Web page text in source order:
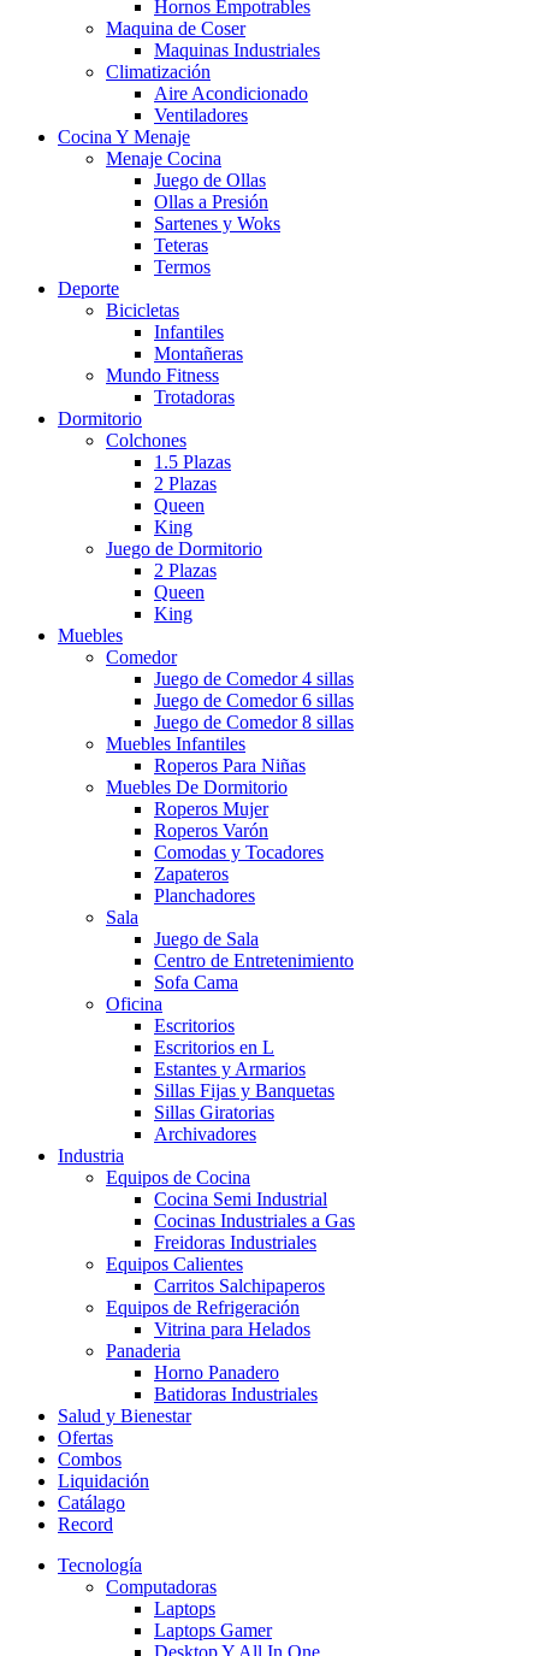
Hornos Empotrables
Maquina de Coser
Maquinas Industriales
Climatización
Aire Acondicionado
Ventiladores
Cocina Y Menaje
Menaje Cocina
Juego de Ollas
Ollas a Presión
Sartenes y Woks
Teteras
Termos
Deporte
Bicicletas
Infantiles
Montañeras
Mundo Fitness
Trotadoras
Dormitorio
Colchones
1.5 Plazas
2 Plazas
Queen
King
Juego de Dormitorio
2 Plazas
Queen
King
Muebles
Comedor
Juego de Comedor 4 sillas
Juego de Comedor 6 sillas
Juego de Comedor 8 sillas
Muebles Infantiles
Roperos Para Niñas
Muebles De Dormitorio
Roperos Mujer
Roperos Varón
Comodas y Tocadores
Zapateros
Planchadores
Sala
Juego de Sala
Centro de Entretenimiento
Sofa Cama
Oficina
Escritorios
Escritorios en L
Estantes y Armarios
Sillas Fijas y Banquetas
Sillas Giratorias
Archivadores
Industria
Equipos de Cocina
Cocina Semi Industrial
Cocinas Industriales a Gas
Freidoras Industriales
Equipos Calientes
Carritos Salchipaperos
Equipos de Refrigeración
Vitrina para Helados
Panaderia
Horno Panadero
Batidoras Industriales
Salud y Bienestar
Ofertas
Combos
Liquidación
Catálago
Record
Tecnología
Computadoras
Laptops
Laptops Gamer